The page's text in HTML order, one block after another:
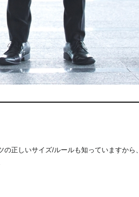
正しいサイズ/ルールも知っていますから、